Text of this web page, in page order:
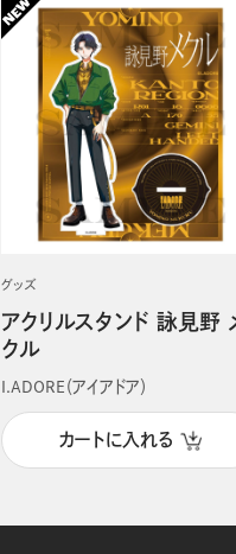
グッズ
アクリルスタンド 詠見野
クル
I.ADORE（アイアドア）
カートに入れる